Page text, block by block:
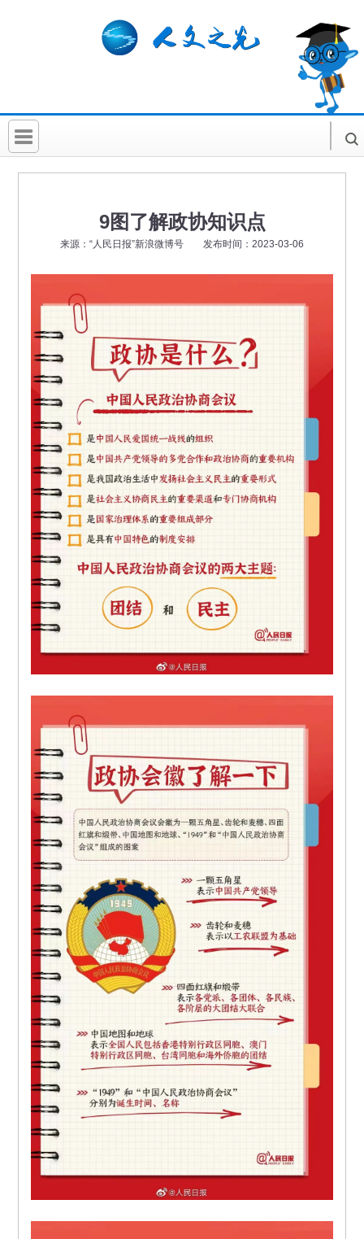
首 页
人文北京
社科讲堂
科普活动
9图了解政协知识点
来源：“人民日报”新浪微博号 发布时间：2023-03-06